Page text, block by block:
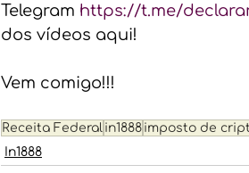
Telegram https://t.me/
dos vídeos aqui!
Vem comigo!!!
Receita Federal in1888 imposto de
In1888